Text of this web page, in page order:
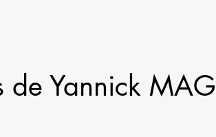
de Yannick